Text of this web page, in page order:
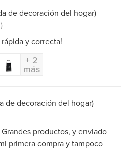
de decoración del hogar)
y correcta!
+ 2
más
de decoración del hogar)
productos, y enviado
primera compra y tampoco